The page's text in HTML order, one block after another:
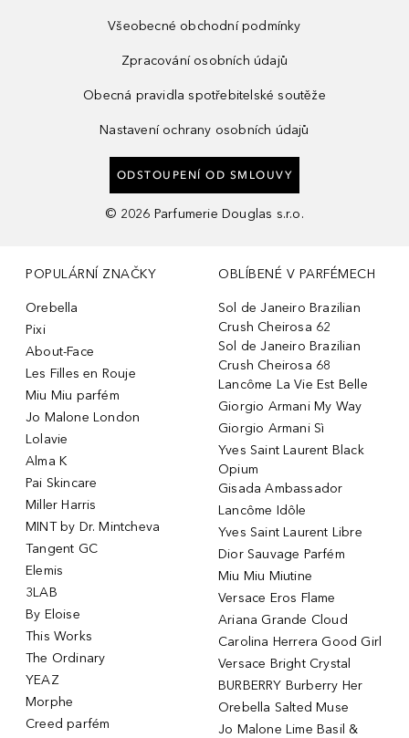
Všeobecné obchodní podmínky
Zpracování osobních údajů
Obecná pravidla spotřebitelské soutěže
Nastavení ochrany osobních údajů
ODSTOUPENÍ OD SMLOUVY
© 2026 Parfumerie Douglas s.r.o.
POPULÁRNÍ ZNAČKY
Orebella
Pixi
About-Face
Les Filles en Rouje
Miu Miu parfém
Jo Malone London
Lolavie
Alma K
Pai Skincare
Miller Harris
MINT by Dr. Mintcheva
Tangent GC
Elemis
3LAB
By Eloise
This Works
The Ordinary
YEAZ
Morphe
Creed parfém
OBLÍBENÉ V PARFÉMECH
Sol de Janeiro Brazilian
Crush Cheirosa 62
Sol de Janeiro Brazilian
Crush Cheirosa 68
Lancôme La Vie Est Belle
Giorgio Armani My Way
Giorgio Armani Sì
Yves Saint Laurent Black
Opium
Gisada Ambassador
Lancôme Idôle
Yves Saint Laurent Libre
Dior Sauvage Parfém
Miu Miu Miutine
Versace Eros Flame
Ariana Grande Cloud
Carolina Herrera Good Girl
Versace Bright Crystal
BURBERRY Burberry Her
Orebella Salted Muse
Jo Malone Lime Basil &